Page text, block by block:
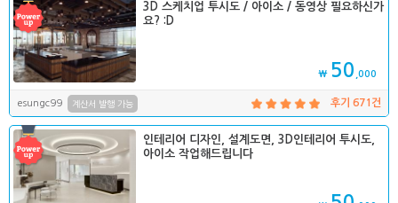
3D 스케치업 투시도 / 아이소 / 동영상 필요하신가
요? :D
₩ 50 ,000
esungc99 계산서 발행 가능 후기 671건
인테리어 디자인, 설계도면, 3D인테리어 투시도,
아이소 작업해드립니다